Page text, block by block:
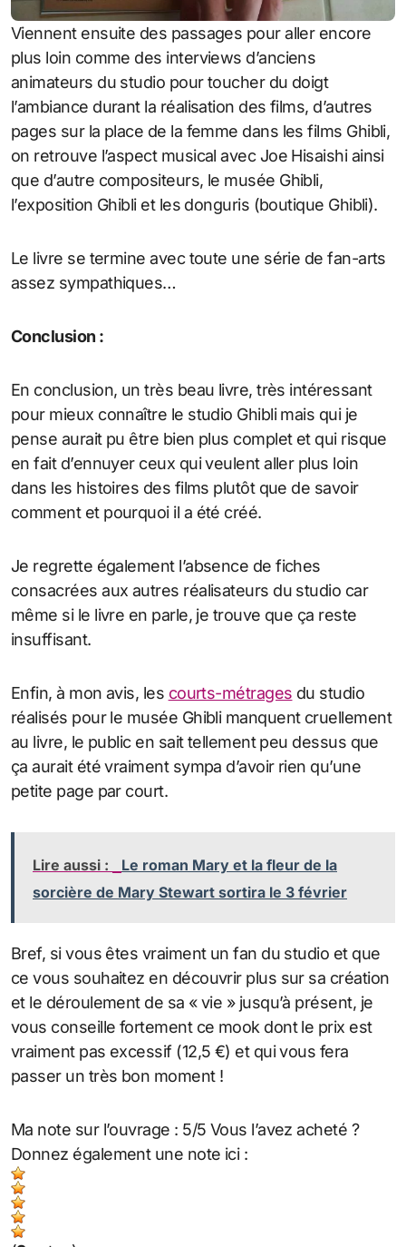
Viennent ensuite des passages pour aller encore
plus loin comme des interviews d’anciens
animateurs du studio pour toucher du doigt
l’ambiance durant la réalisation des films, d’autres
pages sur la place de la femme dans les films Ghibli,
on retrouve l’aspect musical avec Joe Hisaishi ainsi
que d’autre compositeurs, le musée Ghibli,
l’exposition Ghibli et les donguris (boutique Ghibli).
Le livre se termine avec toute une série de fan-arts
assez sympathiques…
Conclusion :
En conclusion, un très beau livre, très intéressant
pour mieux connaître le studio Ghibli mais qui je
pense aurait pu être bien plus complet et qui risque
en fait d’ennuyer ceux qui veulent aller plus loin
dans les histoires des films plutôt que de savoir
comment et pourquoi il a été créé.
Je regrette également l’absence de fiches
consacrées aux autres réalisateurs du studio car
même si le livre en parle, je trouve que ça reste
insuffisant.
Enfin, à mon avis, les courts-métrages du studio
réalisés pour le musée Ghibli manquent cruellement
au livre, le public en sait tellement peu dessus que
ça aurait été vraiment sympa d’avoir rien qu’une
petite page par court.
Lire aussi :
Le roman Mary et la fleur de la
sorcière de Mary Stewart sortira le 3 février
Bref, si vous êtes vraiment un fan du studio et que
ce vous souhaitez en découvrir plus sur sa création
et le déroulement de sa « vie » jusqu’à présent, je
vous conseille fortement ce mook dont le prix est
vraiment pas excessif (12,5 €) et qui vous fera
passer un très bon moment !
Ma note sur l’ouvrage : 5/5 Vous l’avez acheté ?
Donnez également une note ici :